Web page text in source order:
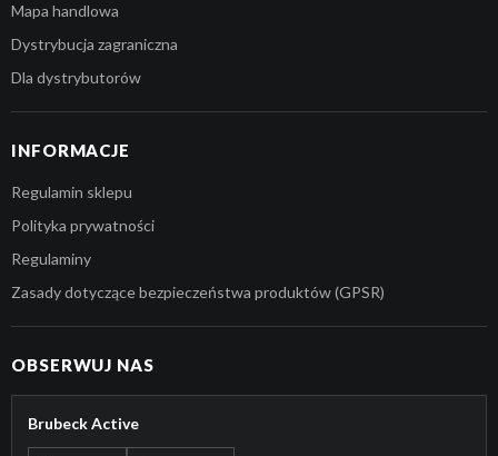
Mapa handlowa
Dystrybucja zagraniczna
Dla dystrybutorów
INFORMACJE
Regulamin sklepu
Polityka prywatności
Regulaminy
Zasady dotyczące bezpieczeństwa produktów (GPSR)
OBSERWUJ NAS
Brubeck Active